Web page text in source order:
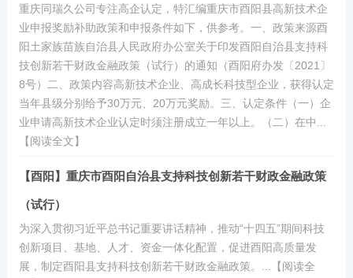
重庆同瑞久公司专注高企认定，特汇编重庆市酉阳县高新技术企
业申报奖励补助政策和申报条件如下，供参考。一、政策来源酉
阳土家族苗族自治县人民政府办公室关于印发酉阳自治县支持科
技创新若干财政金融政策（试行）的通知（酉阳府办发〔2021〕
8号）二、政策内容高新技术企业、高成长科技型企业，获得认定
当年县级分别给予30万元、20万元奖励。三、认定条件（一）企
业申请高新技术企业认定时须注册成立一年以上。（二）在中...
【阅读全文】
【酉阳】重庆市酉阳自治县支持科技创新若干财政金融政策
（试行）
为深入贯彻习近平总书记重要讲话精神，推动“十四五”期间科技
创新项目、基地、人才、资金一体化配置，促进酉阳高质量发
展，制定酉阳县支持科技创新若干财政金融政策。...【阅读全